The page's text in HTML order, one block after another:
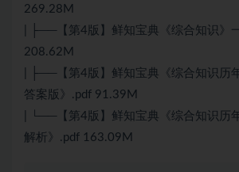
269.28M
| ├──【第4版】鲜知宝典《综合知识》
208.62M
| ├──【第4版】鲜知宝典《综合知识历
答案版》.pdf 91.39M
| └──【第4版】鲜知宝典《综合知识历
解析》.pdf 163.09M